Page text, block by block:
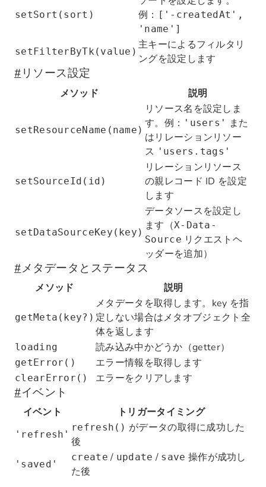
setSort(sort)
例：
['-createdAt',
'name']
setFilterByTk(value)
主キーによるフィルタリ
ングを設定します
#リソース設定
メソッド 説明
setResourceName(name)
リソース名を設定しま
す。例： 'users'
また
はリレーションリソー
ス 'users.tags'
setSourceId(id)
リレーションリソース
の親レコード ID を設定
します
setDataSourceKey(key)
データソースを設定し
ます（X-Data-
Source リクエストヘ
ッダーを追加）
#メタデータとステータス
メソッド 説明
getMeta(key?)
メタデータを取得します。key を指
定しない場合はメタオブジェクト全
体を返します
loading 読み込み中かどうか（getter）
getError() エラー情報を取得します
clearError() エラーをクリアします
#イベント
イベント トリガータイミング
'refresh'
refresh() がデータの取得に成功した
後
'saved'
create / update / save 操作が成功し
た後